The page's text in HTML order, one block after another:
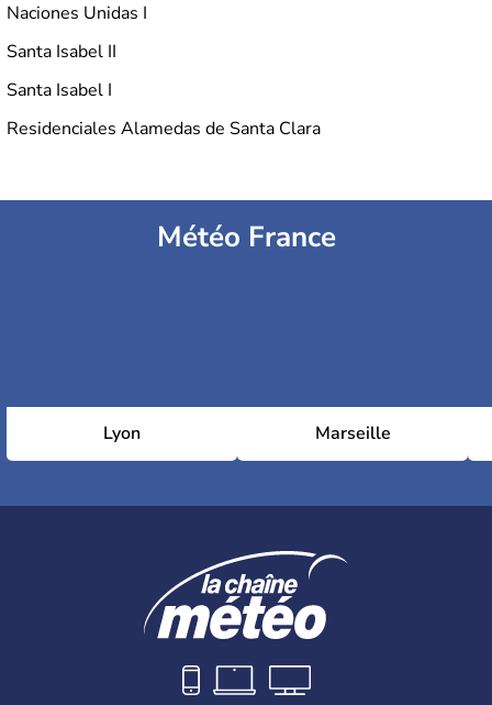
Naciones Unidas I
Santa Isabel II
Santa Isabel I
Residenciales Alamedas de Santa Clara
Météo France
Lyon Marseille